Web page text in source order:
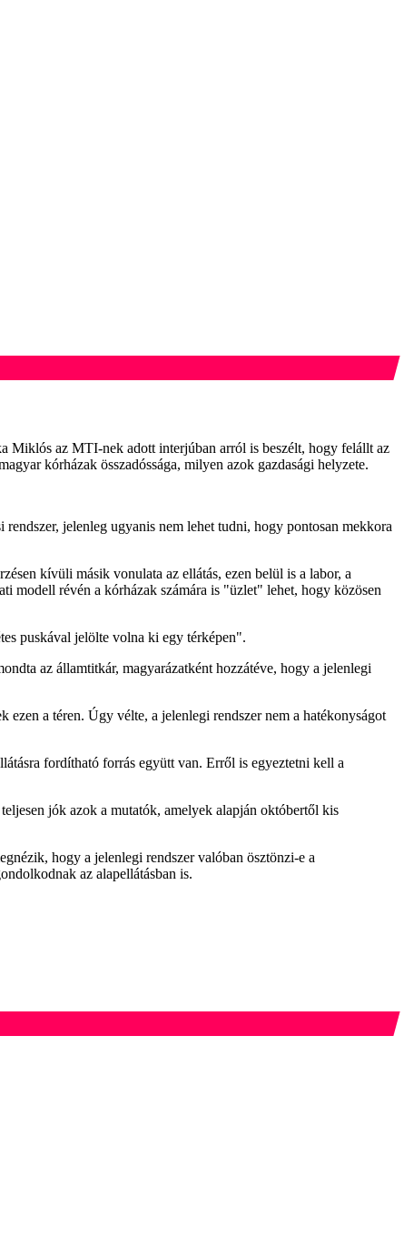
Miklós az MTI-nek adott interjúban arról is beszélt, hogy felállt az
kórházak összadóssága, milyen azok gazdasági helyzete.
jelenleg ugyanis nem lehet tudni, hogy pontosan mekkora
kívüli másik vonulata az ellátás, ezen belül is a labor, a
modell révén a kórházak számára is "üzlet" lehet, hogy közösen
puskával jelölte volna ki egy térképen".
az államtitkár, magyarázatként hozzátéve, hogy a jelenlegi
a téren. Úgy vélte, a jelenlegi rendszer nem a hatékonyságot
fordítható forrás együtt van. Erről is egyeztetni kell a
jók azok a mutatók, amelyek alapján októbertől kis
hogy a jelenlegi rendszer valóban ösztönzi-e a
az alapellátásban is.